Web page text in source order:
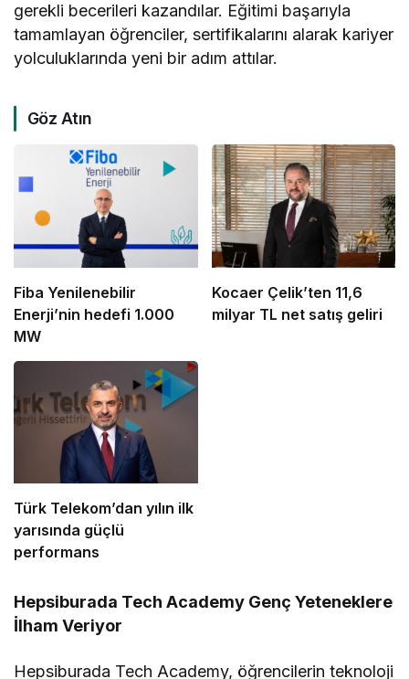
gerekli becerileri kazandılar. Eğitimi başarıyla
tamamlayan öğrenciler, sertifikalarını alarak kariyer
yolculuklarında yeni bir adım attılar.
Göz Atın
Fiba Yenilenebilir
Enerji’nin hedefi 1.000
MW
Kocaer Çelik’ten 11,6
milyar TL net satış geliri
Türk Telekom’dan yılın ilk
yarısında güçlü
performans
Hepsiburada Tech Academy Genç Yeteneklere
İlham Veriyor
Hepsiburada Tech Academy, öğrencilerin teknoloji